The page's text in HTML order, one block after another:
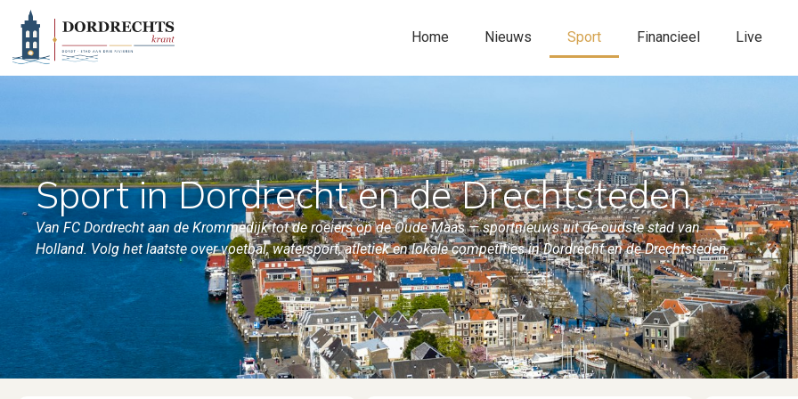
Home Nieuws Sport Financieel Live
Sport in Dordrecht en de Drechtsteden
Van FC Dordrecht aan de Krommedijk tot de roeiers op de Oude Maas — sportnieuws uit de oudste stad van
Holland. Volg het laatste over voetbal, watersport, atletiek en lokale competities in Dordrecht en de Drechtsteden.